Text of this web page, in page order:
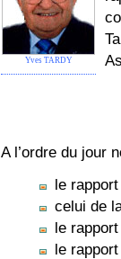
Yves TARDY
A l’ordre du jour
le
celui de
le
le